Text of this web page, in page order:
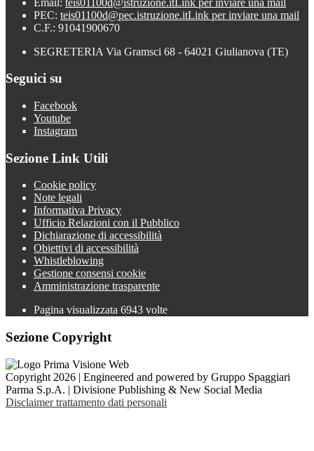
PEC: teis01100d@pec.istruzione.itLink per inviare una mail
C.F.: 91041900670
SEGRETERIA Via Gramsci 68 - 64021 Giulianova (TE)
Seguici su
Facebook
Youtube
Instagram
Sezione Link Utili
Cookie policy
Note legali
Informativa Privacy
Ufficio Relazioni con il Pubblico
Dichiarazione di accessibilità
Obiettivi di accessibilità
Whistleblowing
Gestione consensi cookie
Amministrazione trasparente
Pagina visualizzata 6943 volte
Sezione Copyright
Copyright 2026 | Engineered and powered by Gruppo Spaggiari
Parma S.p.A. | Divisione Publishing & New Social Media
Disclaimer trattamento dati personali